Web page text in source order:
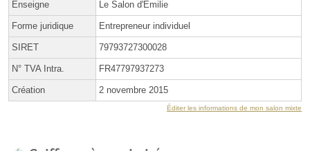
Enseigne Le Salon d'Emilie
Forme juridique Entrepreneur individuel
SIRET 79793727300028
N° TVA Intra. FR47797937273
Création 2 novembre 2015
Éditer les informations de mon salon mixte